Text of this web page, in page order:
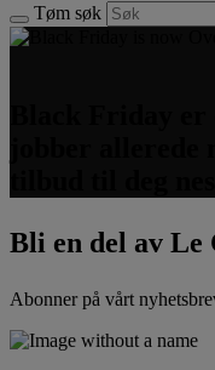
Tøm søk
Bli en del av Le
Abonner på vårt